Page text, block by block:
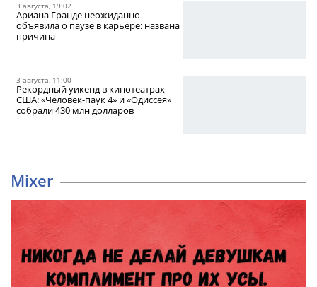
3 августа, 19:02
Ариана Гранде неожиданно
объявила о паузе в карьере: названа
причина
3 августа, 11:00
Рекордный уикенд в кинотеатрах
США: «Человек-паук 4» и «Одиссея»
собрали 430 млн долларов
Mixer